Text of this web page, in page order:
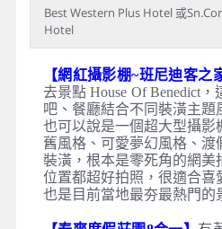
Best Western Plus Hotel 或
Hotel
【網紅攝影棚~班尼迪客之
去景點 House Of Benedict
吧、餐廳結合不同裝潢主題
也可以說是一個超大型攝影
舊風格、可愛夢幻風格、
裝潢，根本是零死角的網美
位置都超好拍照，很適合喜
也是目前當地最夯最熱門的